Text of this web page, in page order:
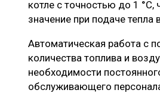
котле с точностью до 1
значение при подаче
Автоматическая работа с
количества топлива и
необходимости
обслуживающего